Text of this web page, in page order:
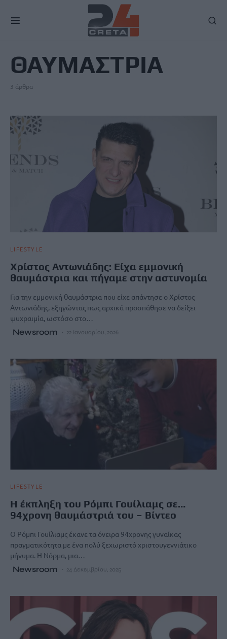
ΘΑΥΜΑΣΤΡΙΑ
3 άρθρα
LIFESTYLE
Χρίστος Αντωνιάδης: Είχα εμμονική
θαυμάστρια και πήγαμε στην αστυνομία
Για την εμμονική θαυμάστρια που είχε απάντησε ο Χρίστος
Αντωνιάδης, εξηγώντας πως αρχικά προσπάθησε να δείξει
ψυχραιμία, ωστόσο στο…
Newsroom 22 Ιανουαρίου, 2026
LIFESTYLE
Η έκπληξη του Ρόμπι Γουίλιαμς σε…
94χρονη θαυμάστριά του – Βίντεο
Ο Ρόμπι Γουίλιαμς έκανε τα όνειρα 94χρονης γυναίκας
πραγματικότητα με ένα πολύ ξεχωριστό χριστουγεννιάτικο
μήνυμα. Η Νόρμα, μια…
Newsroom 24 Δεκεμβρίου, 2025